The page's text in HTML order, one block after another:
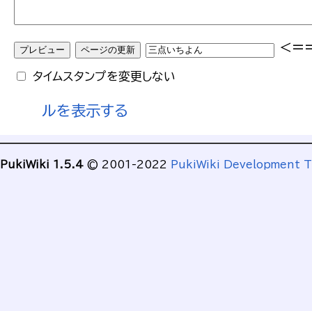
タイムスタンプを変更しない
ルを表示する
PukiWiki 1.5.4 © 2001-2022 PukiWiki Development